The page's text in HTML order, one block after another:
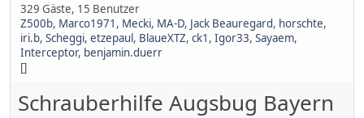
329 Gäste, 15 Benutzer
Z500b, Marco1971 , Mecki, MA-D, Jack Beauregard, horschte,
iri.b, Scheggi, etzepaul, BlaueXTZ, ck1 , Igor33, Sayaem,
Interceptor, benjamin.duerr
[]
Schrauberhilfe Augsbug Bayern